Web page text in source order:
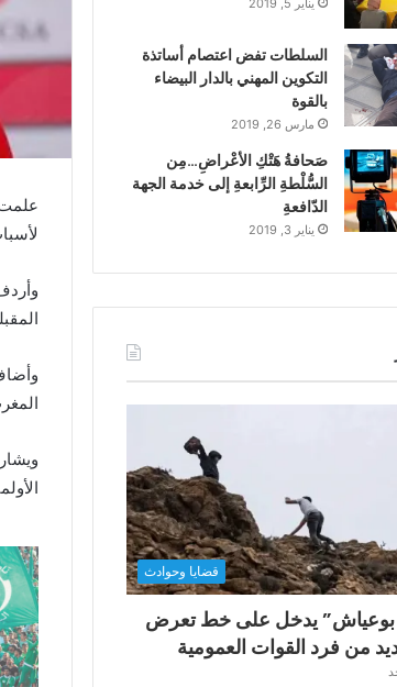
السلطات تفض اعتصام أساتذة
التكوين المهني بالدار البيضاء
بالقوة
مارس 26, 2019
صَحافةُ هَتْكِ الأعْراضِ…مِن
السُّلْطةِ الرِّابعةِ إلى خدمة الجهة
الدّافعةِ
يناير 3, 2019
قضايا وحوادث
يدخل على خط تعرض
من فرد القوات العمومية